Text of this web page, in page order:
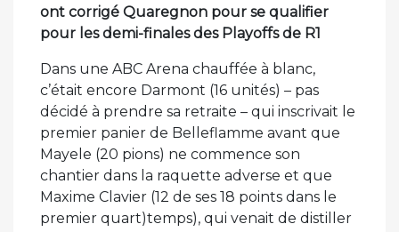
ont corrigé Quaregnon pour se qualifier
pour les demi-finales des Playoffs de R1
Dans une ABC Arena chauffée à blanc,
c’était encore Darmont (16 unités) – pas
décidé à prendre sa retraite – qui inscrivait le
premier panier de Belleflamme avant que
Mayele (20 pions) ne commence son
chantier dans la raquette adverse et que
Maxime Clavier (12 de ses 18 points dans le
premier quart)temps), qui venait de distiller